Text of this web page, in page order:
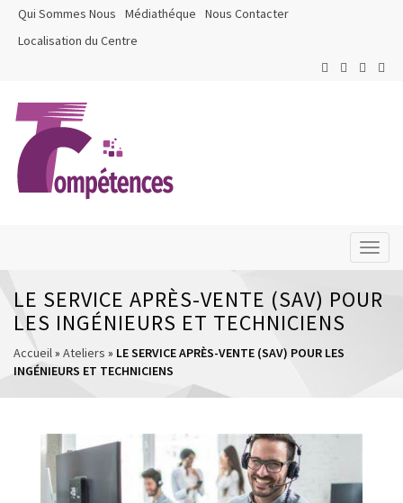
Qui Sommes Nous Médiathéque
Nous Contacter
Localisation du Centre
LE SERVICE APRÈS-VENTE (SAV) POUR
LES INGÉNIEURS ET TECHNICIENS
Accueil» Ateliers » LE SERVICE APRÈS-VENTE (SAV) POUR LES
INGÉNIEURS ET TECHNICIENS